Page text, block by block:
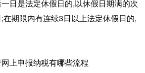
是法定休假日的,以休假日期满的次
在期限内有连续3日以上法定休假日的,
上申报纳税有哪些流程